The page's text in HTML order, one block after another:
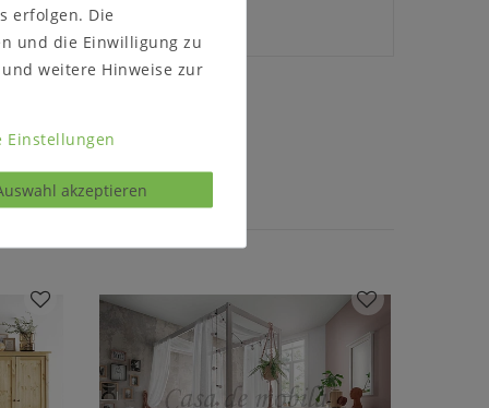
kontaktieren
erfolgen. Die
und die Einwilligung zu
weitere Hinweise zur
Einstellungen
akzeptieren